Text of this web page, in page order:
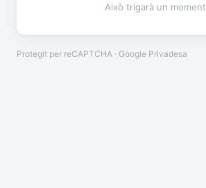
Això trigarà un moment
Protegit per reCAPTCHA · Google Privadesa